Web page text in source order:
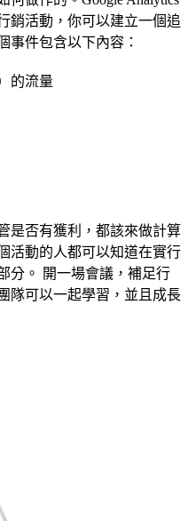
銷活動，你可以建立一個追
事件包含以下內容：
的流量
是否有獲利，都該來做計算
活動的人都可以知道在實行
分。 開一場會議，補足行
隊可以一起學習，並且成長